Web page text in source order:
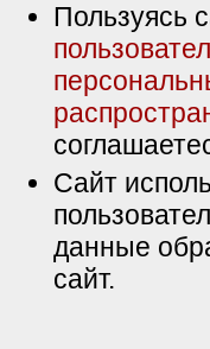
Пользуясь
Сайт
данные
сайт.